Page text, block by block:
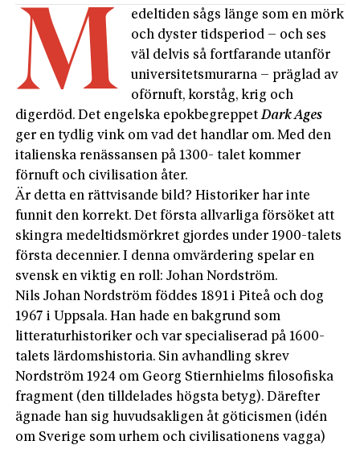
M
edeltiden sågs länge som en mörk
och dyster tidsperiod – och ses
väl delvis så fortfarande utanför
universitetsmurarna – präglad av
oförnuft, korståg, krig och
digerdöd. Det engelska epokbegreppetDark Ages
ger en tydlig vink om vad det handlar om. Med den
italienska renässansen på 1300- talet kommer
förnuft och civilisation åter.
Är detta en rättvisande bild? Historiker har inte
funnit den korrekt. Det första allvarliga försöket att
skingra medeltidsmörkret gjordes under 1900-talets
första decennier. I denna omvärdering spelar en
svensk en viktig en roll: Johan Nordström.
Nils Johan Nordström föddes 1891 i Piteå och dog
1967 i Uppsala. Han hade en bakgrund som
litteraturhistoriker och var specialiserad på 1600-
talets lärdomshistoria. Sin avhandling skrev
Nordström 1924 om Georg Stiernhielms filosofiska
fragment (den tilldelades högsta betyg). Därefter
ägnade han sig huvudsakligen åt göticismen (idén
om Sverige som urhem och civilisationens vagga)